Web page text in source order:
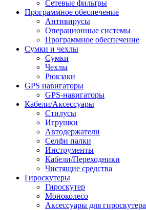
Сетевые фильтры
Программное обеспечение
Антивирусы
Операционные системы
Программное обеспечение
Сумки и чехлы
Сумки
Чехлы
Рюкзаки
GPS навигаторы
GPS-навигаторы
Кабели/Аксессуары
Стилусы
Игрушки
Автодержатели
Селфи палки
Инструменты
Кабели/Переходники
Чистящие средства
Гироскутеры
Гироскутер
Моноколесо
Аксессуары для гироскутера